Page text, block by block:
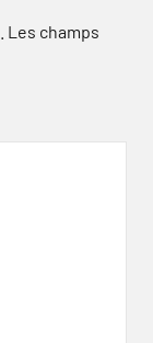
Les champs